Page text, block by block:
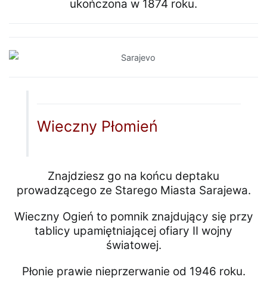
ukończona w 1874 roku.
Wieczny Płomień
Znajdziesz go na końcu deptaku
prowadzącego ze Starego Miasta Sarajewa.
Wieczny Ogień to pomnik znajdujący się przy
tablicy upamiętniającej ofiary II wojny
światowej.
Płonie prawie nieprzerwanie od 1946 roku.